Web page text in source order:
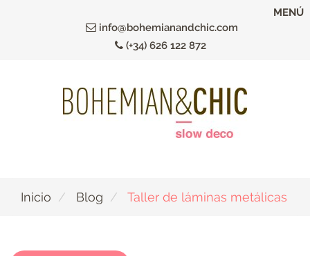
info@bohemianandchic.com
(+34) 626 122 872
MENÚ
Inicio Blog Taller de láminas metálicas